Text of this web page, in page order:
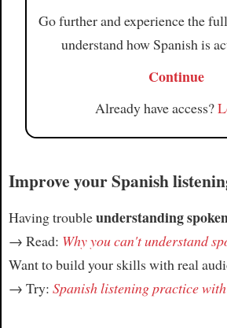
Go further and experience the
understand how Spanish is
Continue
Already have access?
Improve your Spanish
Having troubleunderstanding
→ Read: Why you can't understand
Want to build your skills with real
→ Try: Spanish listening practice